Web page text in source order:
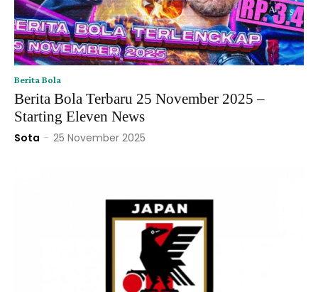
Berita Bola
Berita Bola Terbaru 25 November 2025 –
Starting Eleven News
Sota - 25 November 2025